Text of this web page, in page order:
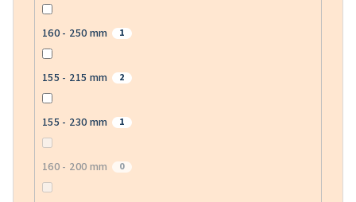
160 - 250 mm 1
155 - 215 mm 2
155 - 230 mm 1
160 - 200 mm 0